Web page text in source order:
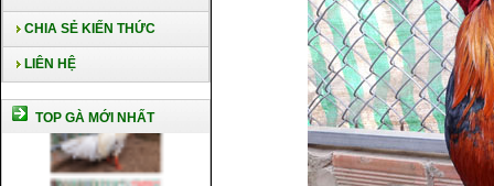
CHIA SẺ KIẾN THỨC
LIÊN HỆ
TOP GÀ MỚI NHẤT